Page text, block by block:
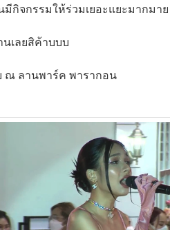
มีกิจกรรมให้ร่วมเยอะแยะมากมา
เลยสิค้าบบบ
ณ ลานพาร์ค พารากอน